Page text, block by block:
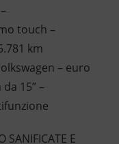
touch –
km
– euro
15” –
SANIFICATE E